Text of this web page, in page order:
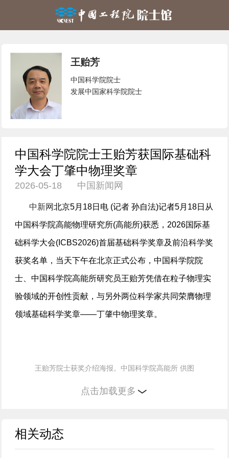
王贻芳
中国科学院院士
发展中国家科学院院士
中国科学院院士王贻芳获国际基础科
学大会丁肇中物理奖章
2026-05-18 中国新闻网
中新网北京5月18日电 (记者 孙自法)记者5月18日从
中国科学院高能物理研究所(高能所)获悉，2026国际基
础科学大会(ICBS2026)首届基础科学奖章及前沿科学奖
获奖名单，当天下午在北京正式公布，中国科学院院
士、中国科学院高能所研究员王贻芳凭借在粒子物理实
验领域的开创性贡献，与另外两位科学家共同荣膺物理
领域基础科学奖章——丁肇中物理奖章。
王贻芳院士获奖介绍海报。中国科学院高能所 供图
种全新的中微子振荡模式并首次精确测量了混合角“西塔
点击加载更多
相关动态